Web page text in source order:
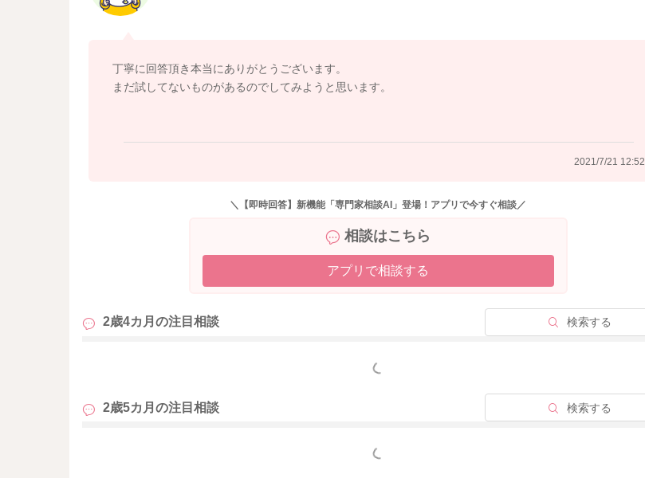
ても進まないものは進まないという子もあります。
は、水分量を少なくしてヨーグルト状にもチャレンジしても良いですね。 ヨーグルト状にも慣れたら、
ヨーグルト状の中に少しずつ粒感のあるものを入れていくとという様に進めていくと良いと思います。
になるという事は考えにくいですよ。 ミルクや母乳をしっかりと飲ませてあげて下さいね。
7か月になっていますので、大人の食事からの取り分けや、調味料での味付けなどを進めても良いですよ。
大人の皿にお子様用の食事を忍ばせて置き、「ママと同じもの食べようね～」とママのお皿からお子様の
の前で潰したり、裏ごししたりして与えてみると良いと思います。
味噌汁や煮物などは取り分けしやすいですし、なべものや蒸し物や煮込み料理など、取り分けしやすいも
お子様が少しでも離乳食に慣れてくれる様に、下記を参考にまだ実践していないものを試してみましょ
丁寧に回答頂き本当にありがとうございます。
まだ試してないものがあるのでしてみようと思います。
2021/7/21 12:52
＼【即時回答】新機能「専門家相談AI」登場！アプリで今すぐ相談／
相談はこちら
アプリで相談する
2歳4カ月の注目相談 検索する
もっと見る
2歳5カ月の注目相談 検索する
もっと見る